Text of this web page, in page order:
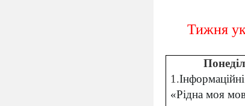
Тижня
1.
«Рідна моя